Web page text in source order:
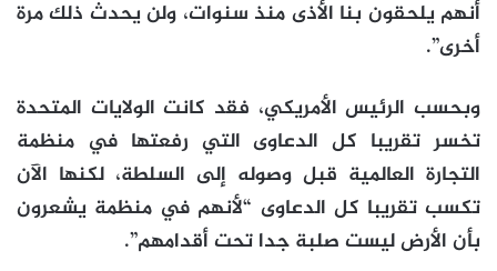
أنهم يلحقون بنا الأذى منذ سنوات، ولن يحدث ذلك مرة
أخرى”.
وبحسب الرئيس الأمريكي، فقد كانت الولايات المتحدة
تخسر تقريبا كل الدعاوى التي رفعتها في منظمة
التجارة العالمية قبل وصوله إلى السلطة، لكنها الآن
تكسب تقريبا كل الدعاوى “لأنهم في منظمة يشعرون
بأن الأرض ليست صلبة جدا تحت أقدامهم”.